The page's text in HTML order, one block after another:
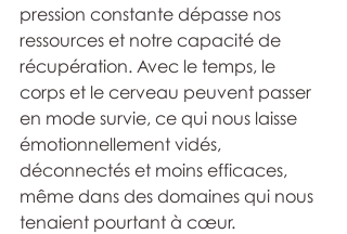
pression constante dépasse nos
ressources et notre capacité de
récupération. Avec le temps, le
corps et le cerveau peuvent passer
en mode survie, ce qui nous laisse
émotionnellement vidés,
déconnectés et moins efficaces,
même dans des domaines qui nous
tenaient pourtant à cœur.